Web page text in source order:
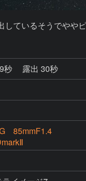
ているそうでややピ
秒
露出 30秒
85mmF1.4